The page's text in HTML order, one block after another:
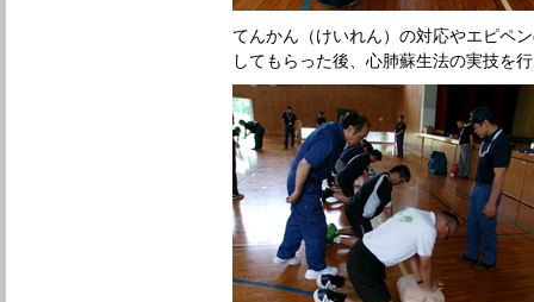
てんかん（けいれん）の対応やエピペ
してもらった後、心肺蘇生法の実技を